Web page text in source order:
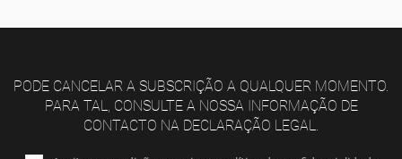
PODE CANCELAR A SUBSCRIÇÃO A QUALQUER MOMENTO.
PARA TAL, CONSULTE A NOSSA INFORMAÇÃO DE
CONTACTO NA DECLARAÇÃO LEGAL.